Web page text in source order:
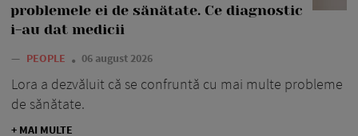
problemele ei de sănătate. Ce diagnostic
i-au dat medicii
— PEOPLE 06 august 2026
Lora a dezvăluit că se confruntă cu mai multe probleme
de sănătate.
+ MAI MULTE